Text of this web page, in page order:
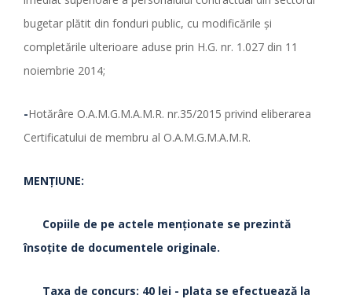
bugetar plătit din fonduri public, cu modificările și
completările ulterioare aduse prin H.G. nr. 1.027 din 11
noiembrie 2014;
-Hotărâre O.A.M.G.M.A.M.R. nr.35/2015 privind eliberarea
Certificatului de membru al O.A.M.G.M.A.M.R.
MENŢIUNE:
Copiile de pe actele menţionate se prezintă
însoţite de documentele originale.
Taxa de concurs: 40 lei - plata se efectuează la